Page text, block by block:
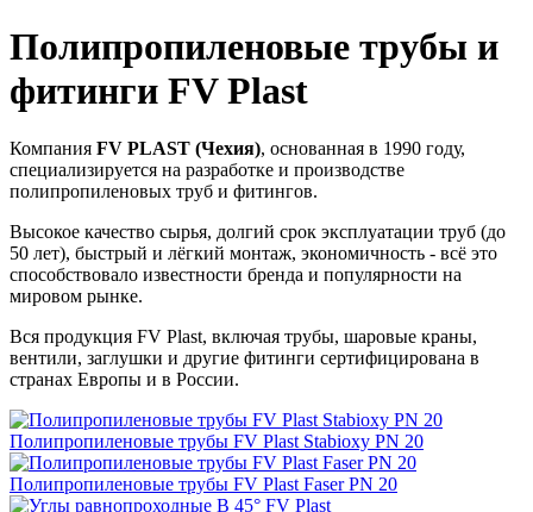
Полипропиленовые трубы и
фитинги FV Plast
Компания FV PLAST (Чехия), основанная в 1990 году,
специализируется на разработке и производстве
полипропиленовых труб и фитингов.
Высокое качество сырья, долгий срок эксплуатации труб (до
50 лет), быстрый и лёгкий монтаж, экономичность - всё это
способствовало известности бренда и популярности на
мировом рынке.
Вся продукция FV Plast, включая трубы, шаровые краны,
вентили, заглушки и другие фитинги сертифицирована в
странах Европы и в России.
Полипропиленовые трубы FV Plast Stabioxy PN 20
Полипропиленовые трубы FV Plast Faser PN 20